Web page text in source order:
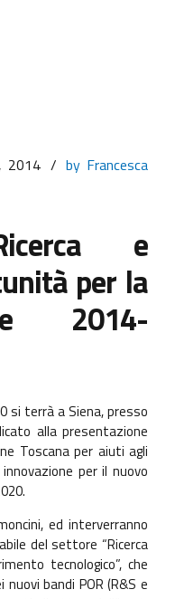
2014
by Francesca
e
per la
2014-
si terrà a Siena, presso
alla presentazione
Toscana per aiuti agli
per il nuovo
ed interverranno
del settore “Ricerca
tecnologico”, che
bandi POR (R&S e